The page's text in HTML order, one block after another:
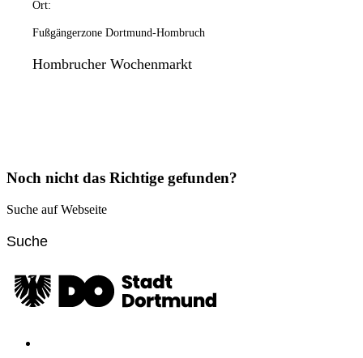
Ort:
Fußgängerzone Dortmund-Hombruch
Hombrucher Wochenmarkt
Noch nicht das Richtige gefunden?
Suche auf Webseite